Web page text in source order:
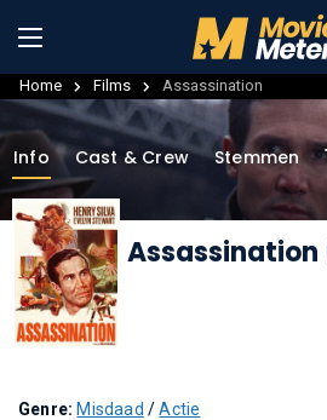
Home Films Assassination
Info Cast & Crew Stemmen
Assassination
Genre: Misdaad /Actie